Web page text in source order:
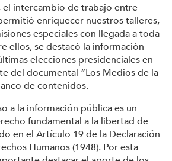
el intercambio de trabajo entre
enriquecer nuestros talleres,
especiales con llegada a toda
ellos, se destacó la información
elecciones presidenciales en
del documental “Los Medios de la
de contenidos.
a la información pública es un
fundamental a la libertad de
en el Artículo 19 de la Declaración
Humanos (1948). Por esta